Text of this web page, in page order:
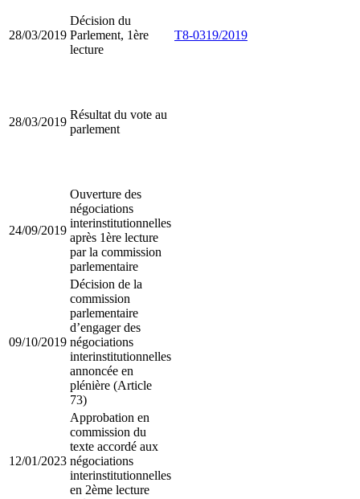
28/03/2019
Décision du
Parlement, 1ère
lecture
T8-0319/2019
28/03/2019
Résultat du vote au
parlement
24/09/2019
Ouverture des
négociations
interinstitutionnelles
après 1ère lecture
par la commission
parlementaire
09/10/2019
Décision de la
commission
parlementaire
d’engager des
négociations
interinstitutionnelles
annoncée en
plénière (Article
73)
12/01/2023
Approbation en
commission du
texte accordé aux
négociations
interinstitutionnelles
en 2ème lecture